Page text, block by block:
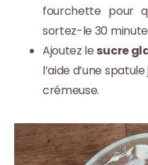
fourchette pour
sortez-le 30
Ajoutez le sucre
l’aide d’une
crémeuse.